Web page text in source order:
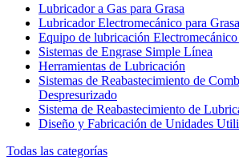
Lubricador a Gas para Grasa
Lubricador Electromecánico para Grasa
Equipo de lubricación
Sistemas de Engrase Simple Línea
Herramientas de Lubricación
Sistemas de Reabastecimiento de
Despresurizado
Sistema de Reabastecimiento de
Diseño y Fabricación de Unidades
Todas las categorías